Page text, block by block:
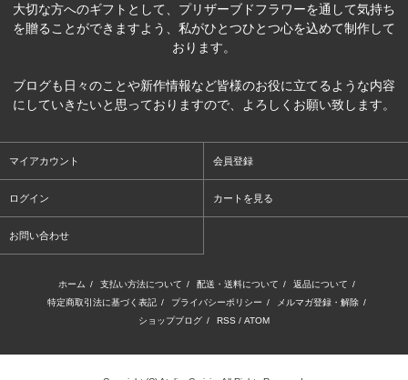
大切な方へのギフトとして、プリザーブドフラワーを通して気持ち
を贈ることができますよう、私がひとつひとつ心を込めて制作して
おります。
ブログも日々のことや新作情報など皆様のお役に立てるような内容
にしていきたいと思っておりますので、よろしくお願い致します。
マイアカウント 会員登録
ログイン カートを見る
お問い合わせ
ホーム / 支払い方法について / 配送・送料について / 返品について /
特定商取引法に基づく表記 / プライバシーポリシー / メルマガ登録・解除 /
ショップブログ / RSS / ATOM